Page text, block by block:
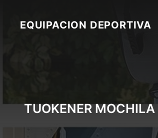
contentEQUIPACION DEPORTIVA
TUOKENER